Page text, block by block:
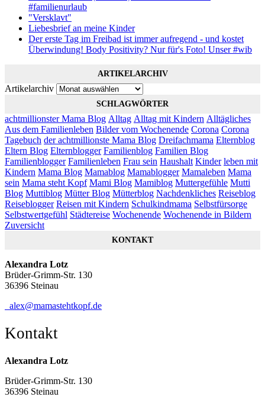
#familienurlaub
"Versklavt"
Liebesbrief an meine Kinder
Der erste Tag im Freibad ist immer aufregend - und kostet
Überwindung! Body Positivity? Nur für's Foto! Unser #wib
ARTIKELARCHIV
Artikelarchiv
SCHLAGWÖRTER
achtmillionster Mama Blog Alltag Alltag mit Kindern Alltägliches
Aus dem Familienleben Bilder vom Wochenende Corona Corona
Tagebuch der achtmillionste Mama Blog Dreifachmama Elternblog
Eltern Blog Elternblogger Familienblog Familien Blog
Familienblogger Familienleben Frau sein Haushalt Kinder leben mit
Kindern Mama Blog Mamablog Mamablogger Mamaleben Mama
sein Mama steht Kopf Mami Blog Mamiblog Muttergefühle Mutti
Blog Muttiblog Mütter Blog Mütterblog Nachdenkliches Reiseblog
Reiseblogger Reisen mit Kindern Schulkindmama Selbstfürsorge
Selbstwertgefühl Städtereise Wochenende Wochenende in Bildern
Zuversicht
KONTAKT
Alexandra Lotz
Brüder-Grimm-Str. 130
36396 Steinau
alex@mamastehtkopf.de
Kontakt
Alexandra Lotz
Brüder-Grimm-Str. 130
36396 Steinau